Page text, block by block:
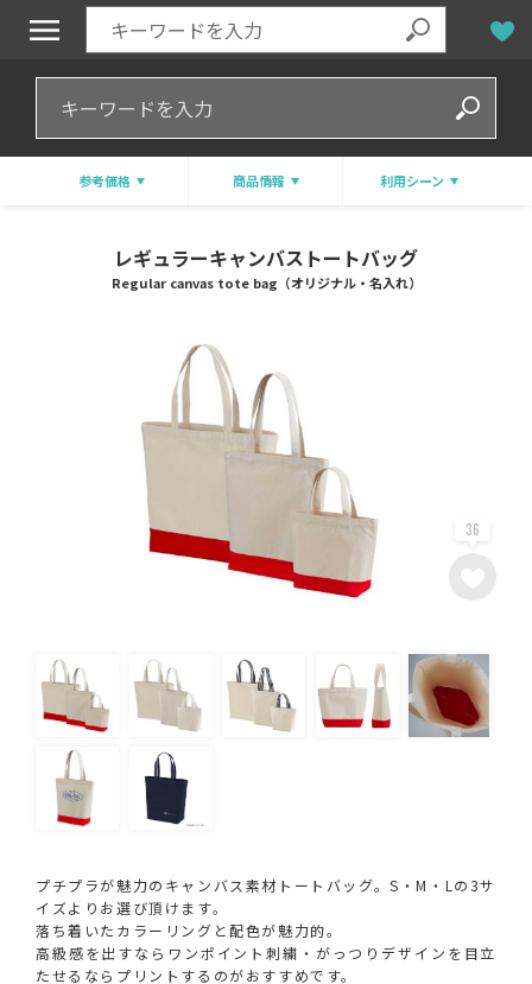
参考価格 商品情報 利用シーン
レギュラーキャンバストートバッグ
Regular canvas tote bag（オリジナル・名入れ）
36
プチプラが魅力のキャンバス素材トートバッグ。S・M・Lの3サ
イズよりお選び頂けます。
落ち着いたカラーリングと配色が魅力的。
高級感を出すならワンポイント刺繍・がっつりデザインを目立
たせるならプリントするのがおすすめです。